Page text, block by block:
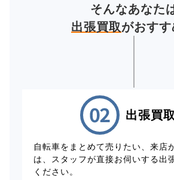
そんなあなた
出張買取がおすす
出張買取
自転車をまとめて売りたい、来店
は、スタッフが直接お伺いする出
ください。